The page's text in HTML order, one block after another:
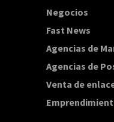
Negocios
Fast News
Agencias de
Agencias de
Venta de